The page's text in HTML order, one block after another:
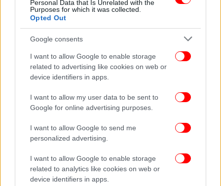
Personal Data that Is Unrelated with the
Purposes for which it was collected.
Opted Out
Google consents
I want to allow Google to enable storage
related to advertising like cookies on web or
device identifiers in apps.
I want to allow my user data to be sent to
Google for online advertising purposes.
I want to allow Google to send me
personalized advertising.
I want to allow Google to enable storage
related to analytics like cookies on web or
device identifiers in apps.
πρόβλημα, που ήταν και τότε μεγάλο,
αντιμετωπίστηκε με ανορθόδοξο τρόπο,
προσλαμβάνοντας η κυβέρνηση της ΝΔ, με κάθε
λογής εργασιακή σχέση, στο Δημόσιο, είτε με «σταζ»
(stage) είτε με συμβάσεις εργασίας και παίρνοντας
δανεικά.
ύφεση την παράγει» σημείωσε και συμπλήρωσε ότι
το υπουργείο Εργασίας μόνο με ενεργητικές
πολιτικές μπορεί να θέσει ανάχωμα στην αύξηση
της ανεργίας, αλλιώς θα είχε ξεπεράσει το 25%. Ο κ.
λύση θα δοθεί μέσα από την επάνοδο της χώρας σε
τροχιά ανάπτυξης.